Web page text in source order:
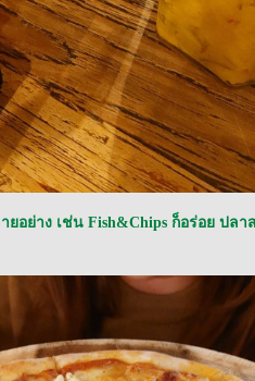
ยอย่าง เช่น Fish&Chips ก็อร่อย ปล